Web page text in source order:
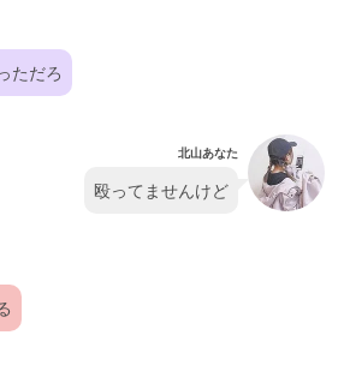
ただろ
北山あなた
殴ってませんけど